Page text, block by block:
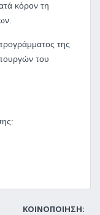
κόρον τη
της
του
ΚΟΙΝΟΠΟΙΗΣΗ: